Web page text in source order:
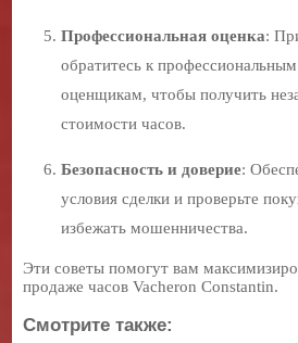
Профессиональная оценка:
обратитесь к
оценщикам, чтобы получить
стоимости часов.
Безопасность и доверие:
условия сделки и проверьте
избежать мошенничества.
Эти советы помогут вам
продаже часов Vacheron Constantin.
Смотрите также: